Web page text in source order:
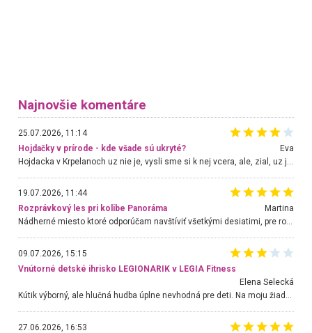
Najnovšie komentáre
25.07.2026, 11:14
Hojdačky v prírode - kde všade sú ukryté?
Eva
19.07.2026, 11:44
Rozprávkový les pri kolibe Panoráma
Martina
Nádherné miesto ktoré odporúčam navštíviť všetkými desiatimi, pre rodiny s deťmi, dôchodcom... Proste a jednoducho ozaj rozprávkový les.. určite ešte prídeme. Odniesli sme si na pamiatku krásne tričká,
09.07.2026, 15:15
Vnútorné detské ihrisko LEGIONARIK v LEGIA Fitness
Elena Selecká
Kútik výborný, ale hlučná hudba úplne nevhodná pre deti. Na moju žiadosť o aspoň sušenie nereagovali.
27.06.2026, 16:53